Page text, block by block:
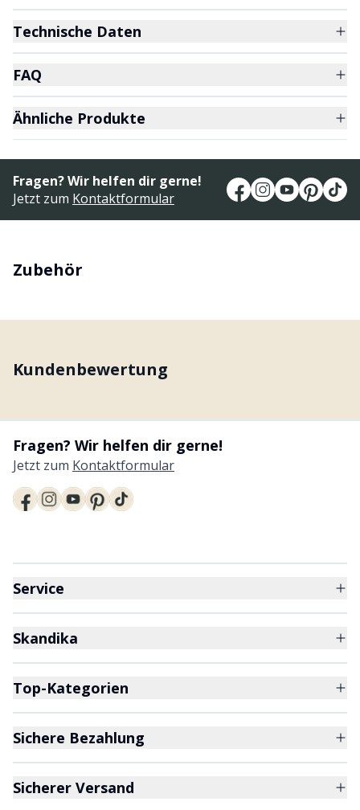
Technische Daten
FAQ
Ähnliche Produkte
Fragen? Wir helfen dir gerne!
Jetzt zum Kontaktformular
Zubehör
Kundenbewertung
Fragen? Wir helfen dir gerne!
Jetzt zum Kontaktformular
Service
Skandika
Top-Kategorien
Sichere Bezahlung
Sicherer Versand